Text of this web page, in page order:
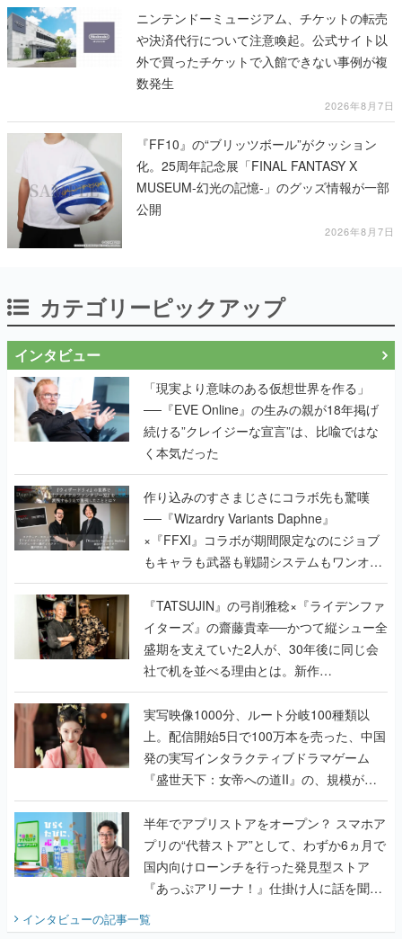
ニンテンドーミュージアム、チケットの転売
や決済代行について注意喚起。公式サイト以
外で買ったチケットで入館できない事例が複
数発生
2026年8月7日
『FF10』の“ブリッツボール”がクッション
化。25周年記念展「FINAL FANTASY X
MUSEUM-幻光の記憶-」のグッズ情報が一部
公開
2026年8月7日
カテゴリーピックアップ
インタビュー
「現実より意味のある仮想世界を作る」
──『EVE Online』の生みの親が18年掲げ
続ける”クレイジーな宣言”は、比喩ではな
く本気だった
作り込みのすさまじさにコラボ先も驚嘆
──『Wizardry Variants Daphne』
×『FFXI』コラボが期間限定なのにジョブ
もキャラも武器も戦闘システムもワンオフ
で作り込まれた理由を両ディレクターに聞
く
『TATSUJIN』の弓削雅稔×『ライデンファ
イターズ』の齋藤貴幸──かつて縦シュー全
盛期を支えていた2人が、30年後に同じ会
社で机を並べる理由とは。新作
『TATSUJIN EXTREME』で初タッグを組
んだレジェンド2人に訊く開発秘話
実写映像1000分、ルート分岐100種類以
上。配信開始5日で100万本を売った、中国
発の実写インタラクティブドラマゲーム
『盛世天下：女帝への道II』の、規模が違
うこだわりをプロデューサーに聞いた
半年でアプリストアをオープン？ スマホア
プリの“代替ストア”として、わずか6ヵ月で
国内向けローンチを行った発見型ストア
『あっぷアリーナ！』仕掛け人に話を聞い
インタビューの記事一覧